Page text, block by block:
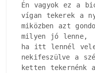
Én vagyok ez a
vígan tekerek a
miközben azt
milyen jó lenne,
ha itt lennél
nekifeszülve a
ketten